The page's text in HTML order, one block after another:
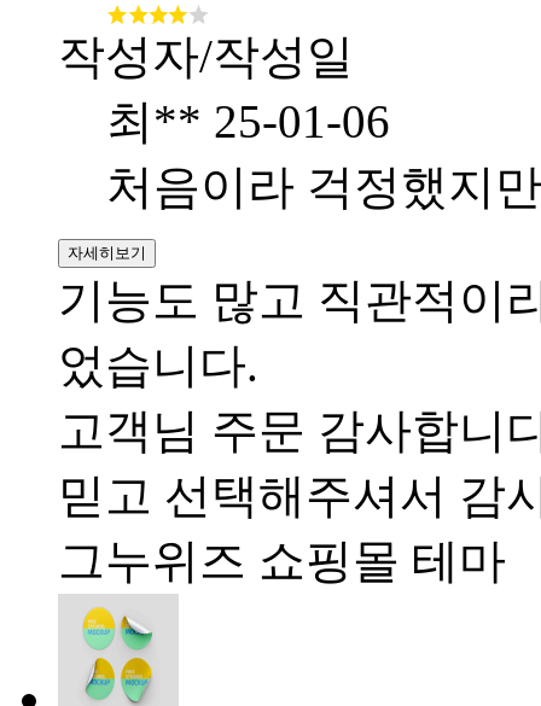
작성자/작성일
최** 25-01-06
처음이라 걱정했지
자세히보기
기능도 많고 직관적이
었습니다.
고객님 주문 감사합니
믿고 선택해주셔서 감
그누위즈 쇼핑몰 테마